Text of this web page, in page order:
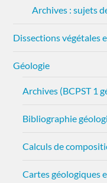
Archives : sujets
Dissections végétales
Géologie
Archives (BCPST 1
Bibliographie
Calculs de
Cartes géologiques